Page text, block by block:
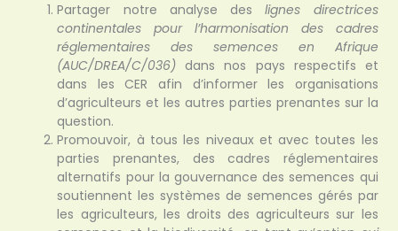
Partager notre analyse deslignes directrices
continentales pour l’harmonisation des cadres
réglementaires des semences en Afrique
(AUC/DREA/C/036) dans nos pays respectifs et
dans les CER afin d’informer les organisations
d’agriculteurs et les autres parties prenantes sur la
question.
Promouvoir, à tous les niveaux et avec toutes les
parties prenantes, des cadres réglementaires
alternatifs pour la gouvernance des semences qui
soutiennent les systèmes de semences gérés par
les agriculteurs, les droits des agriculteurs sur les